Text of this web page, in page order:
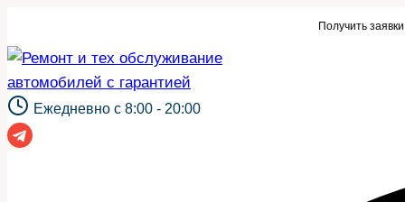
к
содержимому
Получить заявки
Ежедневно с 8:00 - 20:00